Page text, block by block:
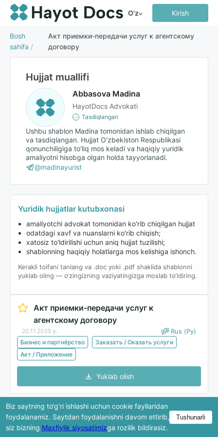
O'z Kirish
Bosh
sahifa /
Акт приемки-передачи услуг к агентскому
договору
Hujjat muallifi
Abbasova Madina
HayotDocs Advokati
Tasdiqlangan
Ushbu shablon Madina tomonidan ishlab chiqilgan
va tasdiqlangan. Hujjat O'zbekiston Respublikasi
qonunchiligiga to'liq mos keladi va haqiqiy yuridik
amaliyotni hisobga olgan holda tayyorlanadi.
@madinayurist
Yuridik hujjatlar kutubxonasi
amaliyotchi advokat tomonidan ko'rib chiqilgan hujjat
odatdagi xavf va nuanslarni ko'rib chiqish;
xatosiz to'ldirilishi uchun aniq hujjat tuzilishi;
shablonning haqiqiy holatlarga mos kelishiga ishonch.
Kerakli toifani tanlang va .doc yoki .pdf shaklida shablonni
yuklab oling — o‘zingizning vaziyatingizga moslab to‘ldiring.
Акт приемки-передачи услуг к
агентскому договору
20.11.2025 y. Rus (Ру)
Бизнес и партнёрство
Заказать / Оказать услуги
Акт / Приложение
Yuklab olish
Ko'rib chiqishda hujjatning faqat bir qismi ko'rsatiladi.
To'liq versiya yuklab olingandan keyin mavjud bo'ladi.
Biz saytning to‘g‘ri ishlashi uchun cookie fayllaridan
foydalanamiz. Saytdan foydalanishni davom ettirib,
siz bizning Maxfiylik siyosatimizga rozilik bildirasiz.
Tushunarli